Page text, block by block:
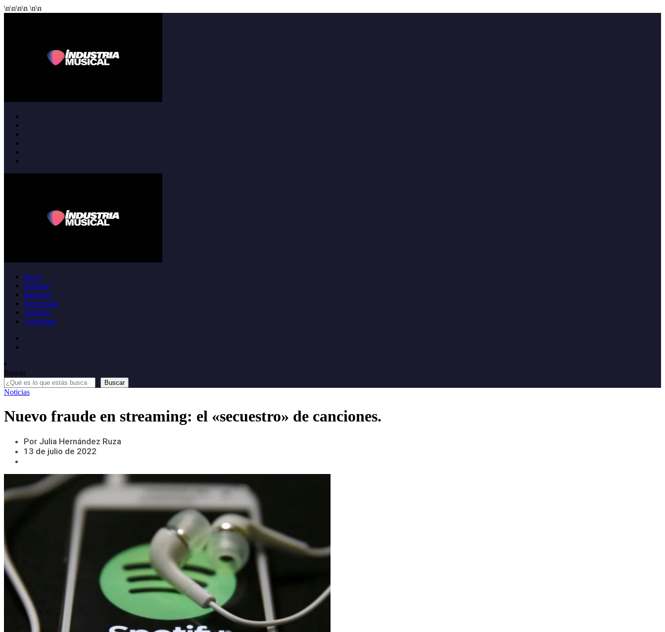
\n\n\n\n \n\n
Inicio
Noticias
Informes
Entrevistas
Opinión
Anúnciate
Buscar
Buscar
Noticias
Nuevo fraude en streaming: el «secuestro» de canciones.
Por Julia Hernández Ruza
13 de julio de 2022